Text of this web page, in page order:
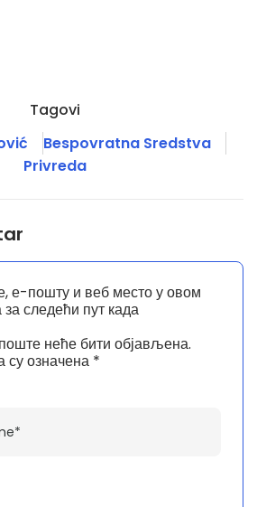
Tagovi
Bespovratna Sredstva
Privreda
неће бити објављена.
означена *
е-пошту и веб место у овом
следећи пут када